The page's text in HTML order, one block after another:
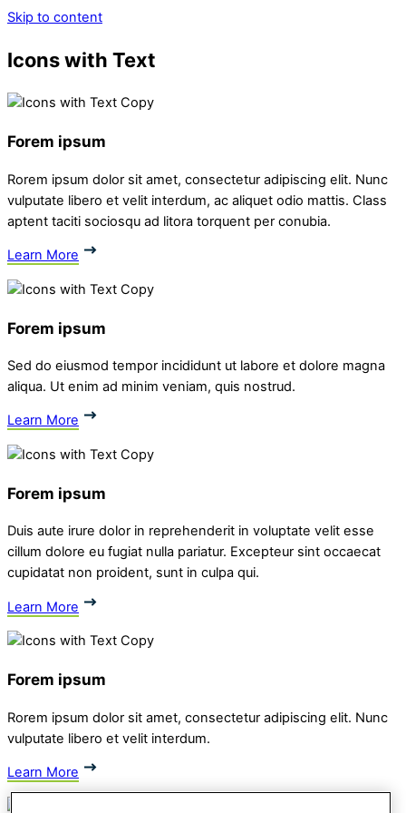
Skip to content
Icons with Text
Forem ipsum
Rorem ipsum dolor sit amet, consectetur adipiscing elit. Nunc
vulputate libero et velit interdum, ac aliquet odio mattis. Class
aptent taciti sociosqu ad litora torquent per conubia.
Learn More
Forem ipsum
Sed do eiusmod tempor incididunt ut labore et dolore magna
aliqua. Ut enim ad minim veniam, quis nostrud.
Learn More
Forem ipsum
Duis aute irure dolor in reprehenderit in voluptate velit esse
cillum dolore eu fugiat nulla pariatur. Excepteur sint occaecat
cupidatat non proident, sunt in culpa qui.
Learn More
Forem ipsum
Rorem ipsum dolor sit amet, consectetur adipiscing elit. Nunc
vulputate libero et velit interdum.
Learn More